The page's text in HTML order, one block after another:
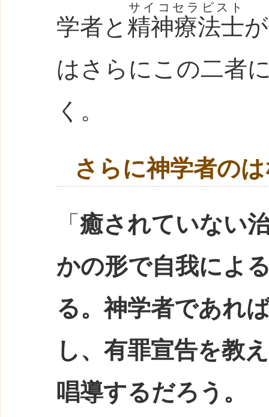
学者と 精神療法士
サイコセラピスト
はさらにこの二者
く。
さらに神学者の
「 癒されていない
かの形で自我によ
る。神学者であれ
し、有罪宣告を教
唱導するだろう。